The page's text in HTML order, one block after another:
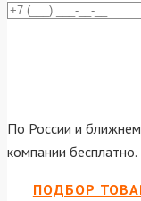
По России и
компании бесплатно.
ПОДБОР